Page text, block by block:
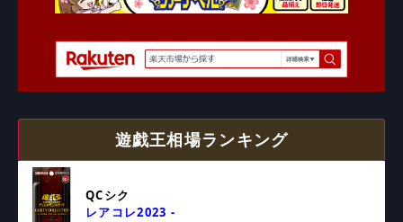
遊戯王相場ランキング
QCシク
レアコレ2023 -